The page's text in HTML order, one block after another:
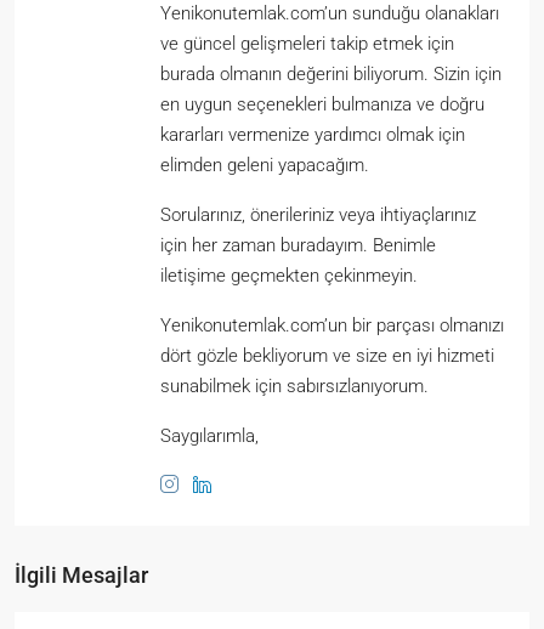
Yenikonutemlak.com’un sunduğu olanakları
ve güncel gelişmeleri takip etmek için
burada olmanın değerini biliyorum. Sizin için
en uygun seçenekleri bulmanıza ve doğru
kararları vermenize yardımcı olmak için
elimden geleni yapacağım.
Sorularınız, önerileriniz veya ihtiyaçlarınız
için her zaman buradayım. Benimle
iletişime geçmekten çekinmeyin.
Yenikonutemlak.com’un bir parçası olmanızı
dört gözle bekliyorum ve size en iyi hizmeti
sunabilmek için sabırsızlanıyorum.
Saygılarımla,
İlgili Mesajlar